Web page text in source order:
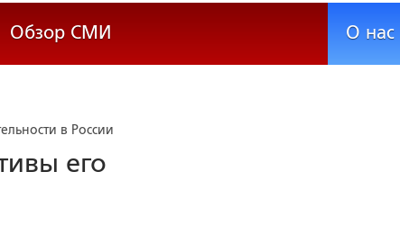
Обзор СМИ О нас
в России
его